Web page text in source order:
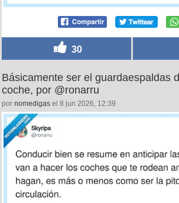
30
Básicamente ser el guardaespaldas
coche, por @ronarru
por nomedigas el 8 jun 2026, 12:39